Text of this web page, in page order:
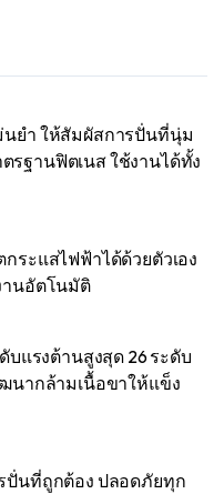
ยำ ให้สัมผัสการปั่นที่นุ่ม
รฐานฟิตเนส ใช้งานได้ทั้ง
กระแสไฟฟ้าได้ด้วยตัวเอง
านอัตโนมัติ
แรงต้านสูงสุด 26 ระดับ
นากล้ามเนื้อขาให้แข็ง
นที่ถูกต้อง ปลอดภัยทุก